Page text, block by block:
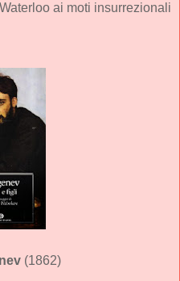
ai moti insurrezionali
(1862)